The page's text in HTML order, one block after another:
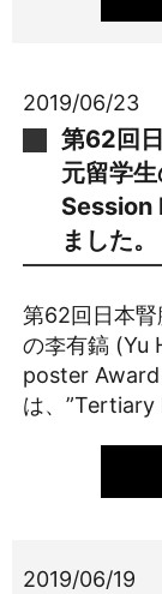
2019/06/23
第62回
元留学
Session
ました。
第62回日本腎
の李有鎬 (Yu
poster Award
は、
2019/06/19